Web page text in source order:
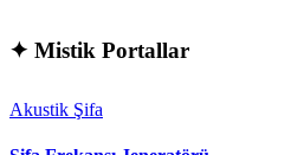
✦ Mistik Portallar
Akustik Şifa